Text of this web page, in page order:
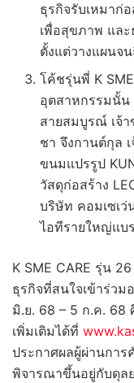
ธุรกิจรับเหมาก่
เพื่อสุขภาพ และ
ตั้งแต่วางแผนจ
โค้ชรุ่นพี่ K
อุตสาหกรรมนั้
สายสมบูรณ์ เจ้
ชา จึงกานต์กุล
ขนมแปรรูป
วัสดุก่อสร้าง
บริษัท คอมเซเ
ไอทีรายใหญ่แบ
K SME CARE รุ่น
ธุรกิจที่สนใจเข้าร่ว
มิ.ย. 68 – 5 ก.ค. 68
เพิ่มเติมได้ที่
ประกาศผลผู้ผ่านการ
พิจารณาขึ้นอยู่กับดุล